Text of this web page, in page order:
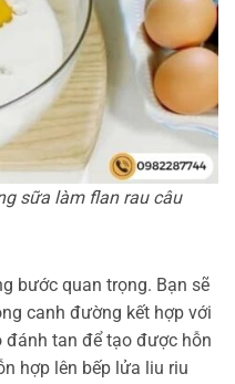
sữa làm flan rau câu
bước quan trọng. Bạn sẽ
canh đường kết hợp với
tan để tạo được hỗn
hợp lên bếp lửa liu riu